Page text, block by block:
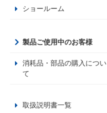
ショールーム
製品ご使用中のお客様
消耗品・部品の購入につい
て
取扱説明書一覧